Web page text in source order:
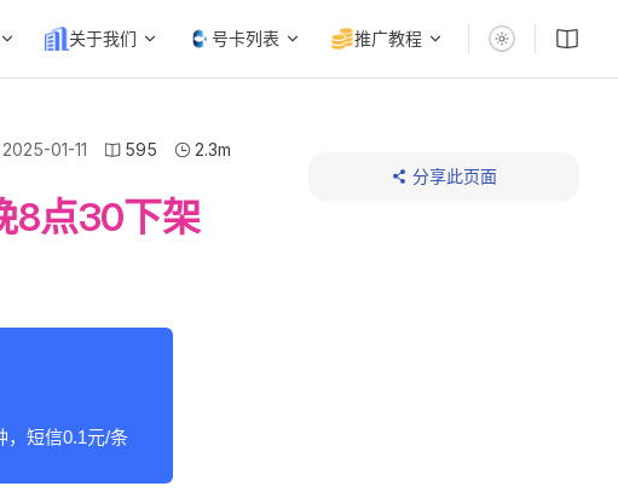
关于我们 号卡列表 推广教程
分享此页面
2025-01-11 595 2.3m
8点30下架
，短信0.1元/条